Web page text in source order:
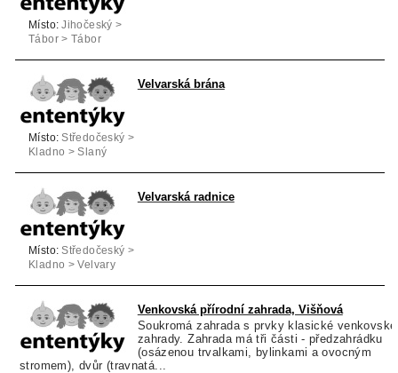
Místo: Jihočeský >
Tábor > Tábor
Velvarská brána
Místo: Středočeský >
Kladno > Slaný
Velvarská radnice
Místo: Středočeský >
Kladno > Velvary
Venkovská přírodní zahrada, Višňová
Soukromá zahrada s prvky klasické venkovské
zahrady. Zahrada má tři části - předzahrádku
(osázenou trvalkami, bylinkami a ovocným
stromem), dvůr (travnatá...